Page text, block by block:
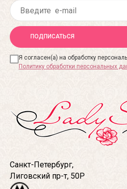
ПОДПИСАТЬСЯ
Я согласен(а) на обработку
Политику обработки персональных
Санкт-Петербург,
Лиговский пр-т, 50Р